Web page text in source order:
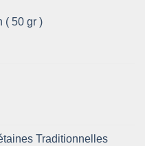
( 50 gr )
Traditionnelles